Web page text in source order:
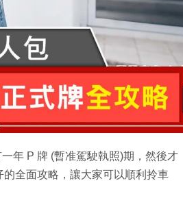
年 P 牌 (暫准駕駛執照)期，然後才
全面攻略，讓大家可以順利拎車